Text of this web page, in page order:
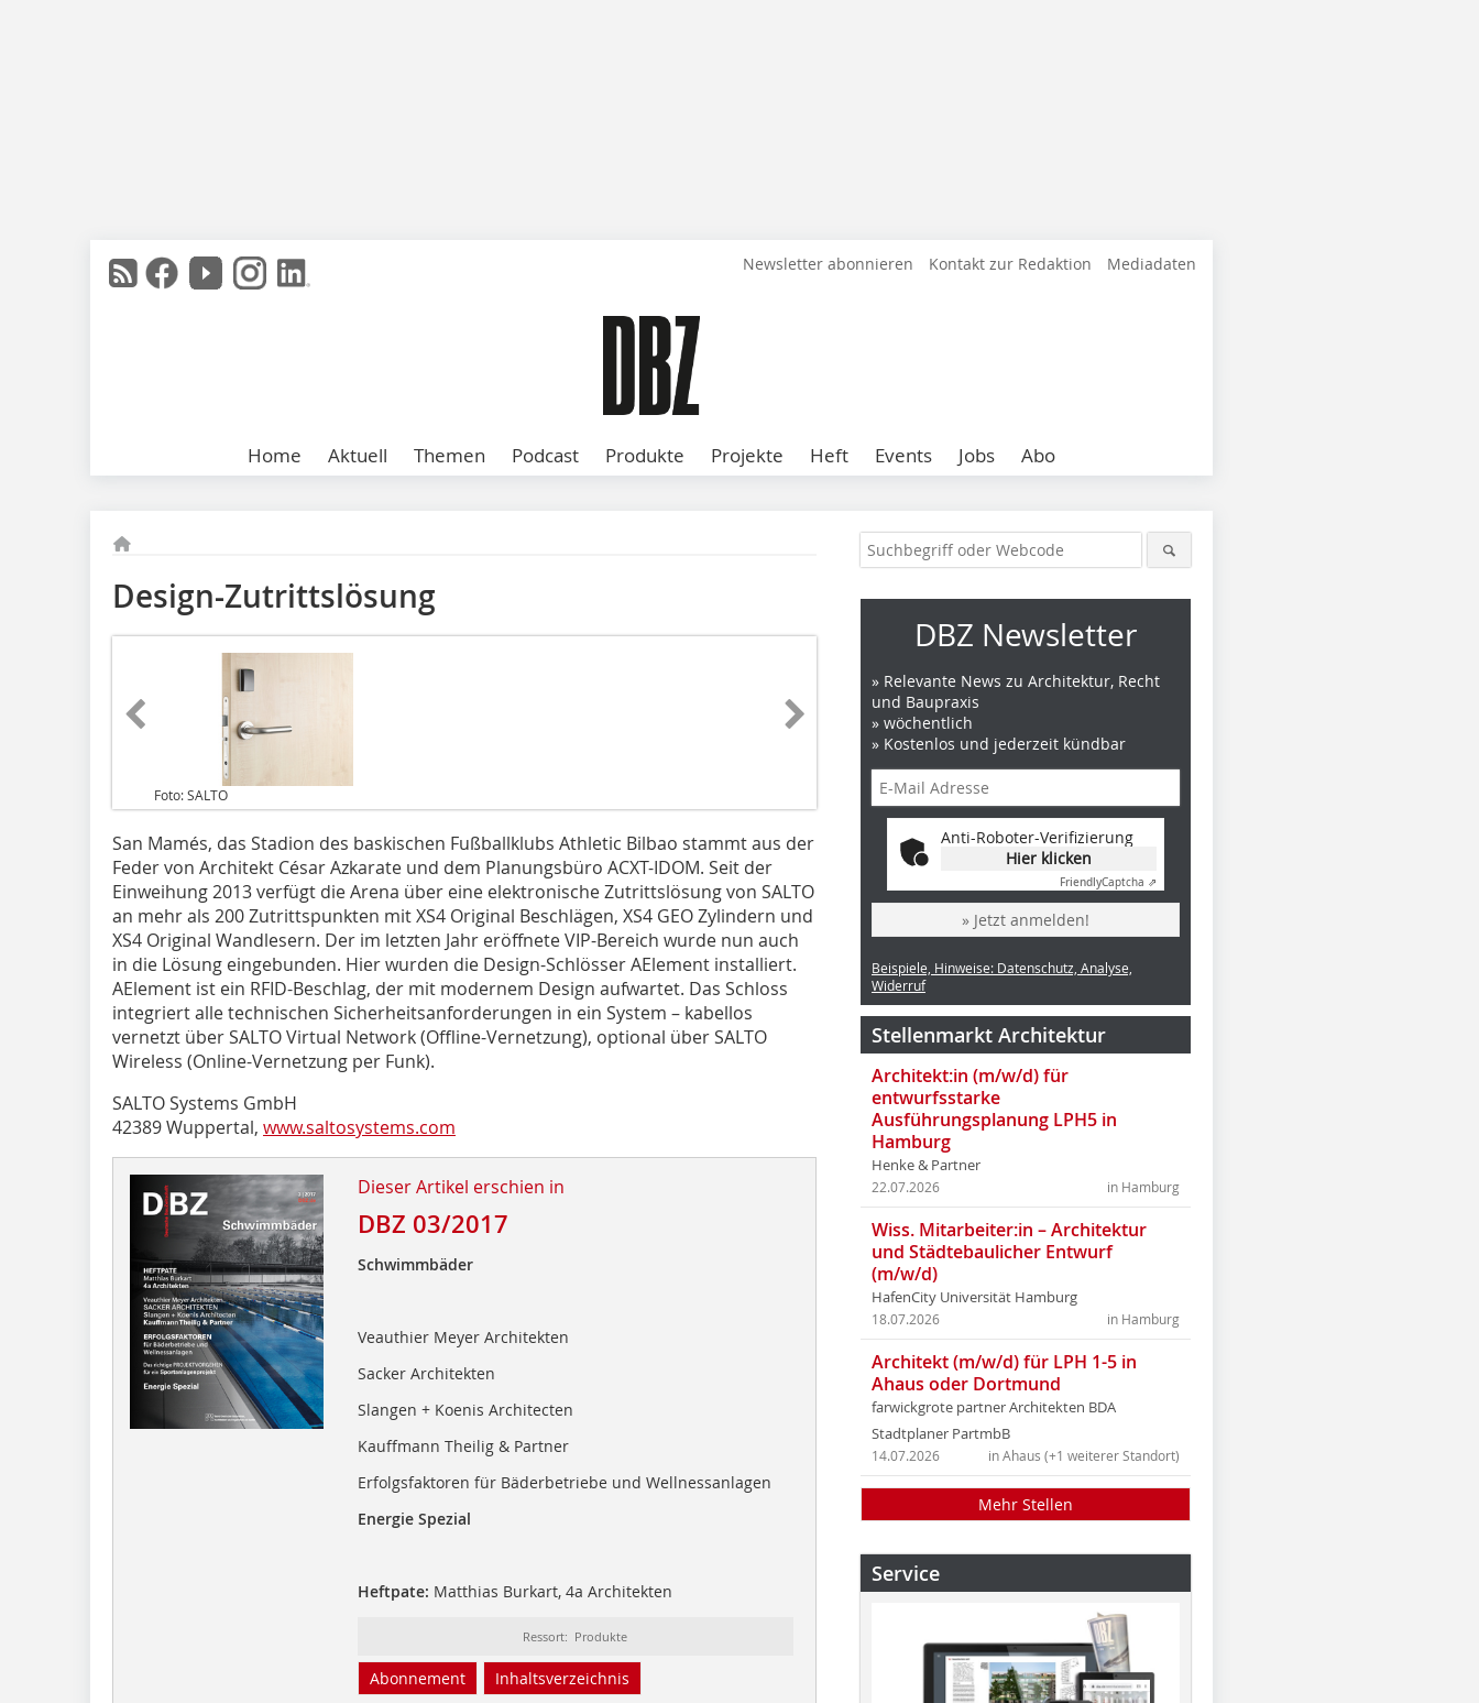
Newsletter abonnieren Kontakt zur Redaktion Mediadaten
Home Aktuell Themen Podcast Produkte Projekte Heft Events Jobs Abo
Design-Zutrittslösung
Foto: SALTO
San Mamés, das Stadion des baskischen Fußballklubs Athletic Bilbao stammt aus der
Feder von Architekt César Azkarate und dem Planungsbüro ACXT-IDOM. Seit der
Einweihung 2013 verfügt die Arena über eine elektronische Zutrittslösung von SALTO
an mehr als 200 Zutrittspunkten mit XS4 Original Beschlägen, XS4 GEO Zylindern und
XS4 Original Wandlesern. Der im letzten Jahr eröffnete VIP-Bereich wurde nun auch
in die Lösung eingebunden. Hier wurden die Design-Schlösser AElement installiert.
AElement ist ein RFID-Beschlag, der mit modernem Design aufwartet. Das Schloss
integriert alle technischen Sicherheitsanforderungen in ein System – kabellos
vernetzt über SALTO Virtual Network (Offline-Vernetzung), optional über SALTO
Wireless (Online-Vernetzung per Funk).
SALTO Systems GmbH
42389 Wuppertal, www.saltosystems.com
Dieser Artikel erschien in
DBZ 03/2017
Schwimmbäder
Veauthier Meyer Architekten
Sacker Architekten
Slangen + Koenis Architecten
Kauffmann Theilig & Partner
Erfolgsfaktoren für Bäderbetriebe und Wellnessanlagen
Energie Spezial
Heftpate: Matthias Burkart, 4a Architekten
Ressort: Produkte
Abonnement Inhaltsverzeichnis
DBZ Newsletter
» Relevante News zu Architektur, Recht
und Baupraxis
» wöchentlich
» Kostenlos und jederzeit kündbar
Anti-Roboter-Verifizierung
Hier klicken
FriendlyCaptcha ⇗
» Jetzt anmelden!
Beispiele, Hinweise: Datenschutz, Analyse,
Widerruf
Stellenmarkt Architektur
Architekt:in (m/w/d) für
entwurfsstarke
Ausführungsplanung LPH5 in
Hamburg
Henke & Partner
in Hamburg
22.07.2026
Wiss. Mitarbeiter:in – Architektur
und Städtebaulicher Entwurf
(m/w/d)
HafenCity Universität Hamburg
in Hamburg
18.07.2026
Architekt (m/w/d) für LPH 1-5 in
Ahaus oder Dortmund
farwickgrote partner Architekten BDA
Stadtplaner PartmbB
in Ahaus (+1 weiterer Standort)
14.07.2026
Mehr Stellen
Service